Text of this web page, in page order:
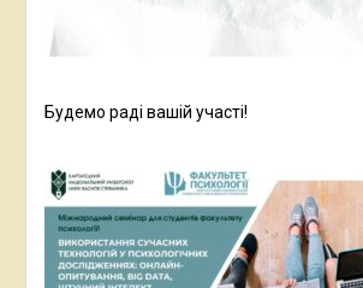
Будемо раді вашій участі!